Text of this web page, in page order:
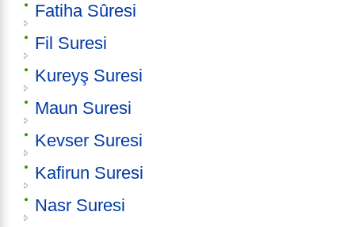
Fatiha Sûresi
Fil Suresi
Kureyş Suresi
Maun Suresi
Kevser Suresi
Kafirun Suresi
Nasr Suresi